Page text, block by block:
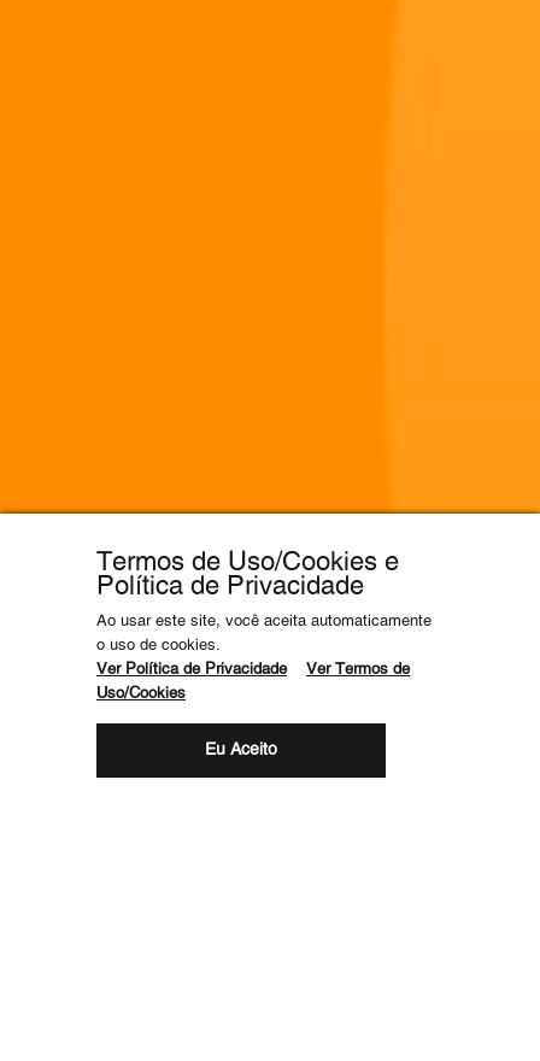
Termos de Uso/Cookies e
Política de Privacidade
Ao usar este site, você aceita automaticamente
o uso de cookies.
Ver Política de Privacidade
Ver Termos de
Uso/Cookies
Eu Aceito